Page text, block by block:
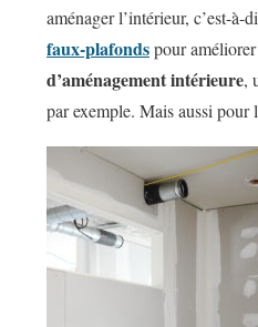
aménager l’intérieur, c’est-à-
faux-plafondspour
d’aménagement intérieure,
par exemple. Mais aussi